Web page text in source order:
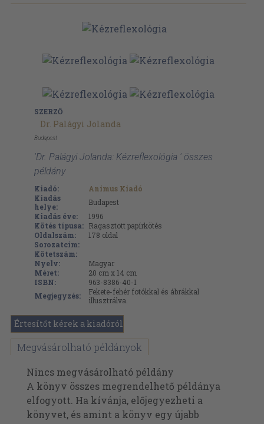
SZERZŐ
Dr. Palágyi Jolanda
Budapest
'Dr. Palágyi Jolanda: Kézreflexológia ' összes
példány
Kiadó:
Animus Kiadó
Kiadás
helye:
Budapest
Kiadás éve:
1996
Kötés típusa: Ragasztott papírkötés
Oldalszám:
178 oldal
Sorozatcím:
Kötetszám:
Nyelv:
Magyar
Méret:
20 cm x 14 cm
ISBN:
963-8386-40-1
Megjegyzés:
Fekete-fehér fotókkal és ábrákkal
illusztrálva.
Értesítőt kérek a kiadóról
Megvásárolható példányok
Nincs megvásárolható példány
A könyv összes megrendelhető példánya
elfogyott. Ha kívánja, előjegyezheti a
könyvet, és amint a könyv egy újabb